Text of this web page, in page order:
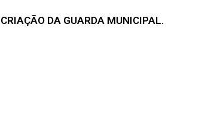
DA GUARDA MUNICIPAL.